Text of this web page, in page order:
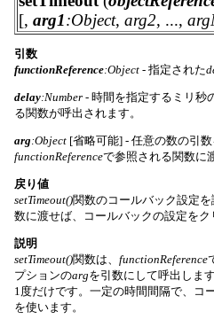
[, arg1:Object, arg2, ...,
引数
functionReference:Object - 指定された
delay:Number - 時間を指定するミリ秒
る関数が呼出されます。
arg:Object [省略可能] - 任意の数の引
functionReferenceで参照される関数に
戻り値
setTimeout()関数のコールバック設定
数に渡せば、コールバックの設定をク
説明
setTimeout()関数は、 functionReference
プションのargを引数にして呼出しま
1度だけです。一定の時間間隔で、コ
を使います。